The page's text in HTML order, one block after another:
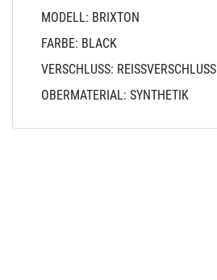
MODELL: BRIXTON
FARBE: BLACK
VERSCHLUSS: REISSVERSCHLUSS
OBERMATERIAL: SYNTHETIK